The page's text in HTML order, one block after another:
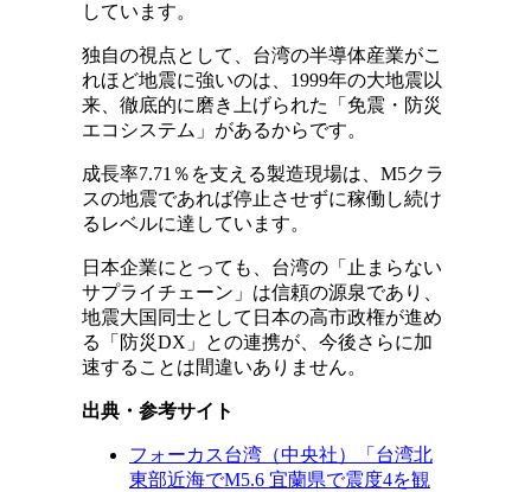
しています。
独自の視点として、台湾の半導体産業がこ
れほど地震に強いのは、1999年の大地震以
来、徹底的に磨き上げられた「免震・防災
エコシステム」があるからです。
成長率7.71％を支える製造現場は、M5クラ
スの地震であれば停止させずに稼働し続け
るレベルに達しています。
日本企業にとっても、台湾の「止まらない
サプライチェーン」は信頼の源泉であり、
地震大国同士として日本の高市政権が進め
る「防災DX」との連携が、今後さらに加
速することは間違いありません。
出典・参考サイト
フォーカス台湾（中央社）「台湾北
東部近海でM5.6 宜蘭県で震度4を観